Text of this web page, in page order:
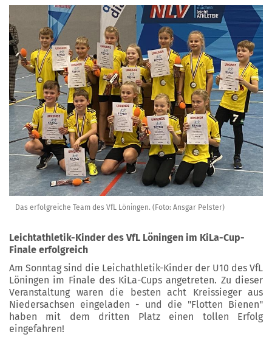
Das erfolgreiche Team des VfL Löningen. (Foto: Ansgar Pelster)
Leichtathletik-Kinder des VfL Löningen im KiLa-Cup-
Finale erfolgreich
Am Sonntag sind die Leichathletik-Kinder der U10 des VfL
Löningen im Finale des KiLa-Cups angetreten. Zu dieser
Veranstaltung waren die besten acht Kreissieger aus
Niedersachsen eingeladen - und die "Flotten Bienen"
haben mit dem dritten Platz einen tollen Erfolg
eingefahren!